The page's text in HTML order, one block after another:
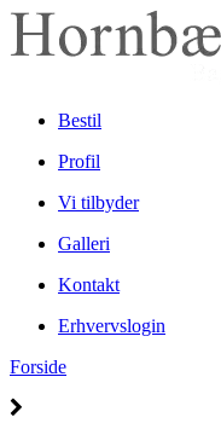
Bestil
Profil
Vi tilbyder
Galleri
Kontakt
Erhvervslogin
Forside